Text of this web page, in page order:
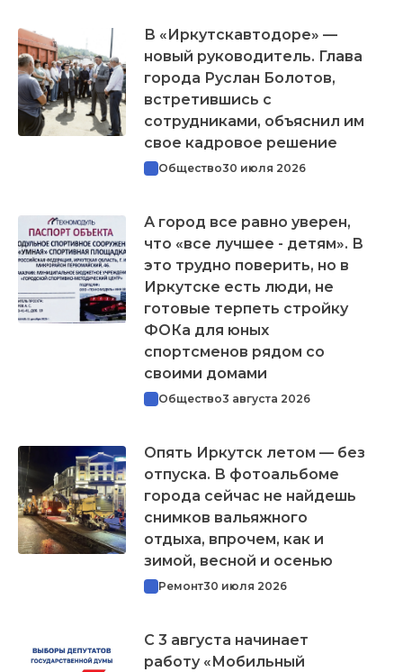
В «Иркутскавтодоре» —
новый руководитель. Глава
города Руслан Болотов,
встретившись с
сотрудниками, объяснил им
свое кадровое решение
Общество30 июля 2026
А город все равно уверен,
что «все лучшее - детям». В
это трудно поверить, но в
Иркутске есть люди, не
готовые терпеть стройку
ФОКа для юных
спортсменов рядом со
своими домами
Общество3 августа 2026
Опять Иркутск летом — без
отпуска. В фотоальбоме
города сейчас не найдешь
снимков вальяжного
отдыха, впрочем, как и
зимой, весной и осенью
Ремонт30 июля 2026
С 3 августа начинает
работу «Мобильный